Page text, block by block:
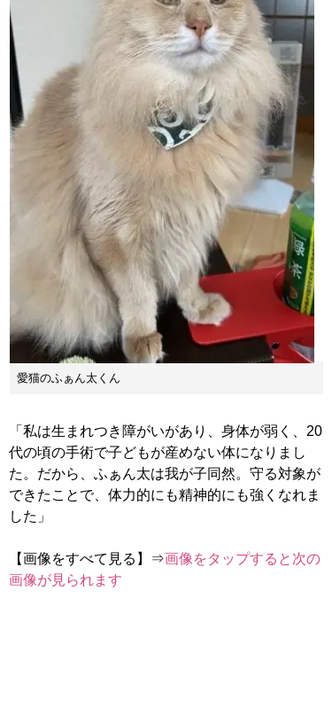
愛猫のふぁん太くん
「私は生まれつき障がいがあり、身体が弱く、20
代の頃の手術で子どもが産めない体になりまし
た。だから、ふぁん太は我が子同然。守る対象が
できたことで、体力的にも精神的にも強くなれま
した」
【画像をすべて見る】⇒画像をタップすると次の
画像が見られます